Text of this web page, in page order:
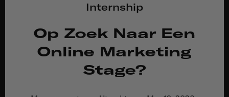
Internship
Op Zoek Naar Een
Online Marketing
Stage?